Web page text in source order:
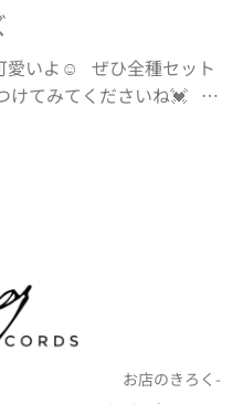
愛いよ☺️ ぜひ全種セット
けてみてくださいね💓 …
お店のきろく-